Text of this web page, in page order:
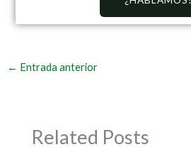
← Entrada anterior
Related Posts